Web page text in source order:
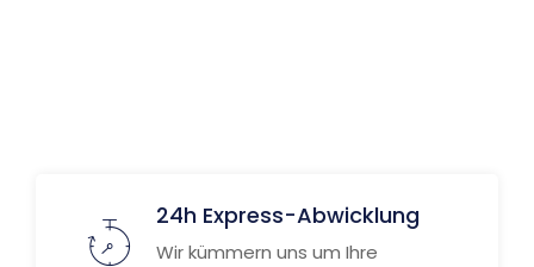
24h Express-Abwicklung
Wir kümmern uns um Ihre